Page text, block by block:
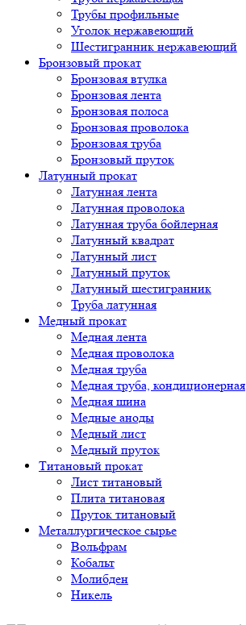
Трубы профильные
Уголок нержавеющий
Шестигранник нержавеющий
Бронзовый прокат
Бронзовая втулка
Бронзовая лента
Бронзовая полоса
Бронзовая проволока
Бронзовая труба
Бронзовый пруток
Латунный прокат
Латунная лента
Латунная проволока
Латунная труба бойлерная
Латунный квадрат
Латунный лист
Латунный пруток
Латунный шестигранник
Труба латунная
Медный прокат
Медная лента
Медная проволока
Медная труба
Медная труба, кондиционерная
Медная шина
Медные аноды
Медный лист
Медный пруток
Титановый прокат
Лист титановый
Плита титановая
Пруток титановый
Металлургическое сырье
Вольфрам
Кобальт
Молибден
Никель